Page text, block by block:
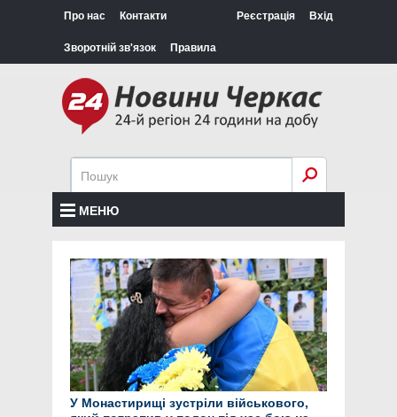
Про нас Контакти
Зворотній зв'язок Правила
Реєстрація Вхід
МЕНЮ
У Монастирищі зустріли військового,